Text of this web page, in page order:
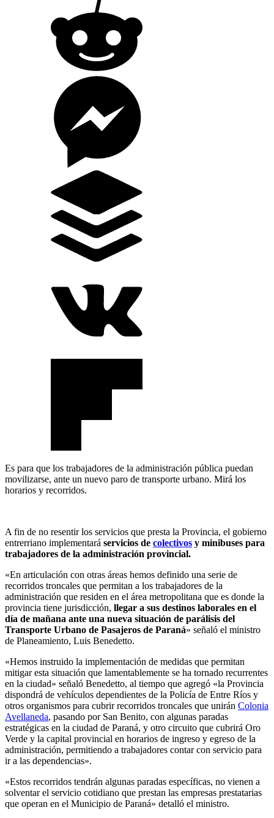
Es para que los trabajadores de la administración pública puedan
movilizarse, ante un nuevo paro de transporte urbano. Mirá los
horarios y recorridos.
A fin de no resentir los servicios que presta la Provincia, el gobierno
entrerriano implementará servicios de colectivos y minibuses para
trabajadores de la administración provincial.
«En articulación con otras áreas hemos definido una serie de
recorridos troncales que permitan a los trabajadores de la
administración que residen en el área metropolitana que es donde la
provincia tiene jurisdicción, llegar a sus destinos laborales en el
día de mañana ante una nueva situación de parálisis del
Transporte Urbano de Pasajeros de Paraná» señaló el ministro
de Planeamiento, Luis Benedetto.
«Hemos instruido la implementación de medidas que permitan
mitigar esta situación que lamentablemente se ha tornado recurrentes
en la ciudad» señaló Benedetto, al tiempo que agregó «la Provincia
dispondrá de vehículos dependientes de la Policía de Entre Ríos y
otros organismos para cubrir recorridos troncales que unirán Colonia
Avellaneda, pasando por San Benito, con algunas paradas
estratégicas en la ciudad de Paraná, y otro circuito que cubrirá Oro
Verde y la capital provincial en horarios de ingreso y egreso de la
administración, permitiendo a trabajadores contar con servicio para
ir a las dependencias».
«Estos recorridos tendrán algunas paradas específicas, no vienen a
solventar el servicio cotidiano que prestan las empresas prestatarias
que operan en el Municipio de Paraná» detalló el ministro.